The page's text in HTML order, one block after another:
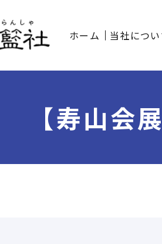
ホーム 当社につい
【寿山会展